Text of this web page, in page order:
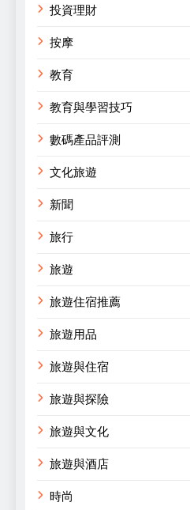
投資理財
按摩
教育
教育與學習技巧
數碼產品評測
文化旅遊
新聞
旅行
旅遊
旅遊住宿推薦
旅遊用品
旅遊與住宿
旅遊與探險
旅遊與文化
旅遊與酒店
時尚